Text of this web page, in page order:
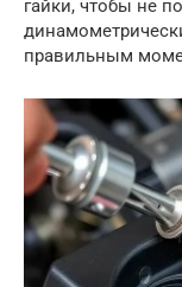
гайки, чтобы не
правильным